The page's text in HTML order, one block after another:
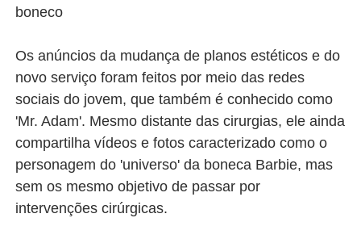
boneco
Os anúncios da mudança de planos estéticos e do
novo serviço foram feitos por meio das redes
sociais do jovem, que também é conhecido como
'Mr. Adam'. Mesmo distante das cirurgias, ele ainda
compartilha vídeos e fotos caracterizado como o
personagem do 'universo' da boneca Barbie, mas
sem os mesmo objetivo de passar por
intervenções cirúrgicas.